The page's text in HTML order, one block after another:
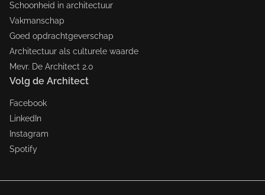
Schoonheid in architectuur
Vakmanschap
Goed opdrachtgeverschap
Architectuur als culturele waarde
Mevr. De Architect 2.0
Volg de Architect
Facebook
LinkedIn
Instagram
Spotify